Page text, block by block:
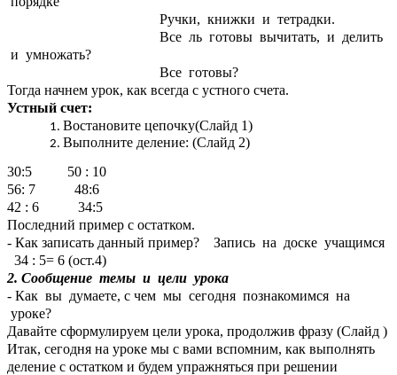
Ручки, книжки и тетрадки.
Все ль готовы вычитать, и делить
и умножать?
Все готовы?
Тогда начнем урок, как всегда с устного счета.
Устный счет:
Востановите цепочку(Слайд 1)
Выполните деление: (Слайд 2)
30:5 50 : 10
56: 7 48:6
42 : 6 34:5
Последний пример с остатком.
- Как записать данный пример? Запись на доске учащимся
34 : 5= 6 (ост.4)
2. Сообщение темы и цели урока
- Как вы думаете, с чем мы сегодня познакомимся на
уроке?
Давайте сформулируем цели урока, продолжив фразу (Слайд )
Итак, сегодня на уроке мы с вами вспомним, как выполнять
деление с остатком и будем упражняться при решении